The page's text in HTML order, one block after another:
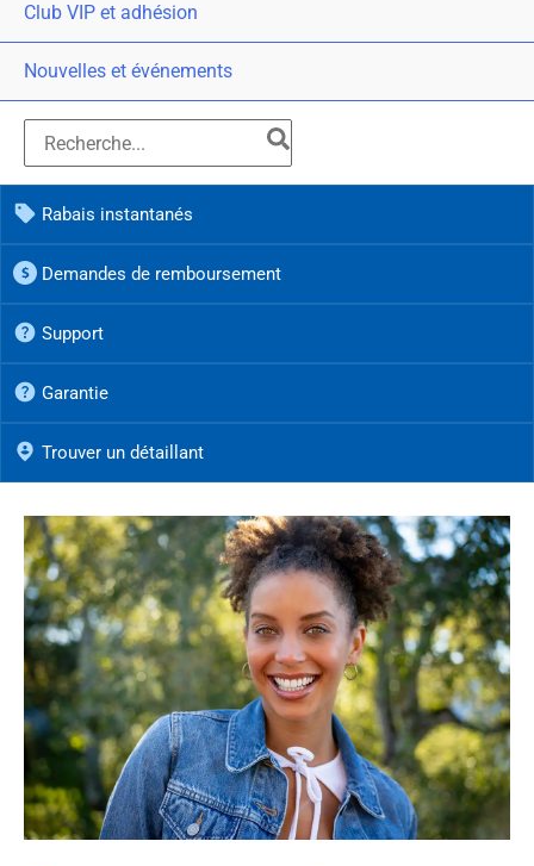
Club VIP et adhésion
Nouvelles et événements
Rabais instantanés
Demandes de remboursement
Support
Garantie
Trouver un détaillant